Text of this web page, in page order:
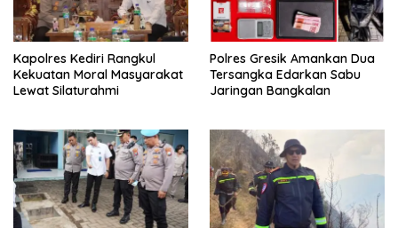
Kapolres Kediri Rangkul
Kekuatan Moral Masyarakat
Lewat Silaturahmi
Polres Gresik Amankan Dua
Tersangka Edarkan Sabu
Jaringan Bangkalan